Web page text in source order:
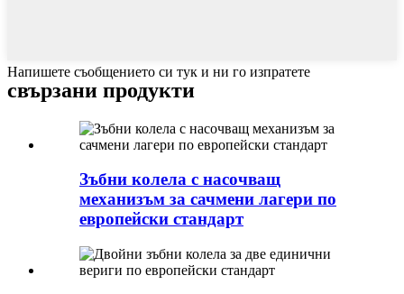
Напишете съобщението си тук и ни го изпратете
свързани продукти
Зъбни колела с насочващ
механизъм за сачмени лагери по
европейски стандарт